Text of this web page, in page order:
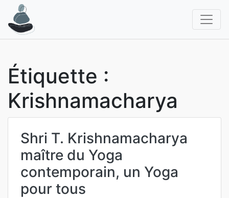
contenu
Étiquette :
Krishnamacharya
Shri T. Krishnamacharya
maître du Yoga
contemporain, un Yoga
pour tous